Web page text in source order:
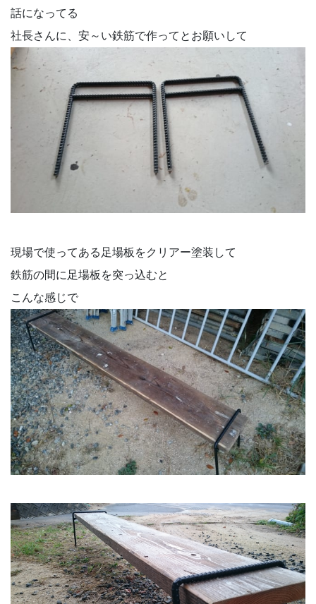
話になってる
社長さんに、安～い鉄筋で作ってとお願いして
現場で使ってある足場板をクリアー塗装して
鉄筋の間に足場板を突っ込むと
こんな感じで